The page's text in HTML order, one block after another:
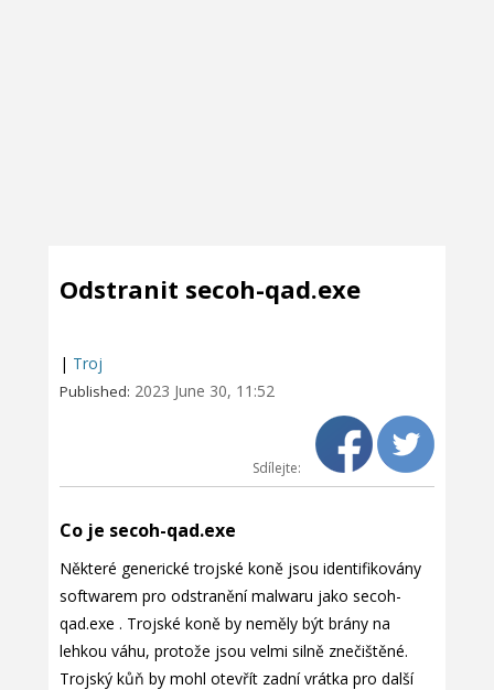
Odstranit secoh-qad.exe
| Troj
Published: 2023 June 30, 11:52
Sdílejte:
Co je secoh-qad.exe
Některé generické trojské koně jsou identifikovány
softwarem pro odstranění malwaru jako secoh-
qad.exe . Trojské koně by neměly být brány na
lehkou váhu, protože jsou velmi silně znečištěné.
Trojský kůň by mohl otevřít zadní vrátka pro další